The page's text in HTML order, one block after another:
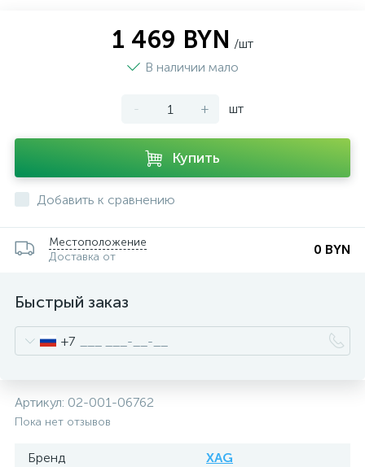
1 469 BYN /шт
В наличии мало
- + шт
Купить
Добавить к сравнению
Местоположение
Доставка от
0 BYN
Быстрый заказ
+7
Артикул: 02-001-06762
Пока нет отзывов
Бренд XAG